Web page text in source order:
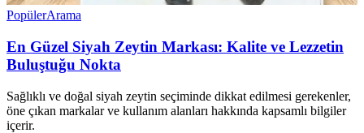
PopülerArama
En Güzel Siyah Zeytin Markası: Kalite ve Lezzetin
Buluştuğu Nokta
Sağlıklı ve doğal siyah zeytin seçiminde dikkat edilmesi gerekenler,
öne çıkan markalar ve kullanım alanları hakkında kapsamlı bilgiler
içerir.